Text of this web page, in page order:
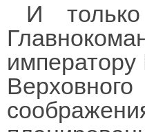
И
императору